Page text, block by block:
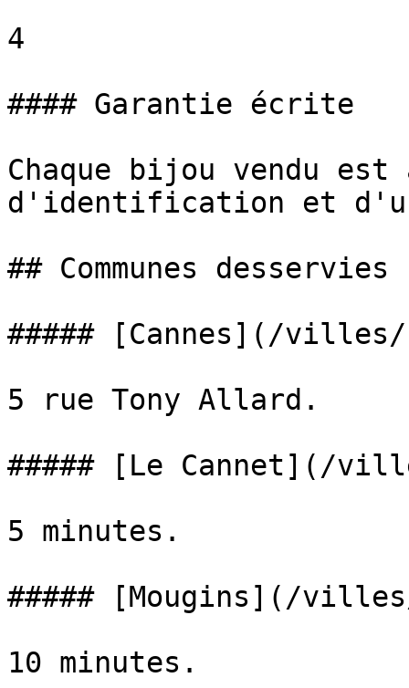
4
#### Garantie écrite
Chaque bijou vendu est
d'identification et
## Communes
##### [Cannes](/villes/
5 rue Tony Allard.
##### [Le Cannet](/
5 minutes.
##### [Mougins](/
10 minutes.